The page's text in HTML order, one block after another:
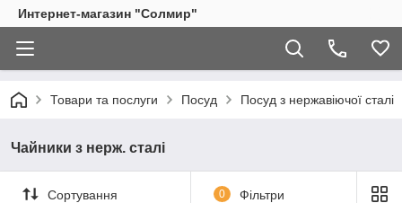
Интернет-магазин "Солмир"
Товари та послуги Посуд Посуд з нержавіючої сталі
Чайники з нерж. сталі
Сортування 0 Фільтри